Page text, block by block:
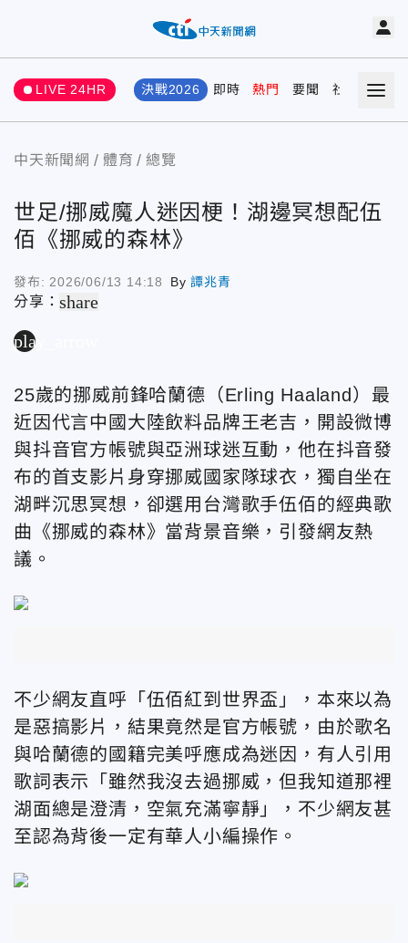
LIVE 24HR 決戰2026 即時 熱門 要聞 社會 娛樂
中天新聞網 體育 總覽
世足/挪威魔人迷因梗！湖邊冥想配伍
佰《挪威的森林》
發布: 2026/06/13 14:18 By譚兆青
分享：share
play_arrow
25歲的挪威前鋒哈蘭德（Erling Haaland）最
近因代言中國大陸飲料品牌王老吉，開設微博
與抖音官方帳號與亞洲球迷互動，他在抖音發
布的首支影片身穿挪威國家隊球衣，獨自坐在
湖畔沉思冥想，卻選用台灣歌手伍佰的經典歌
曲《挪威的森林》當背景音樂，引發網友熱
議。
不少網友直呼「伍佰紅到世界盃」，本來以為
是惡搞影片，結果竟然是官方帳號，由於歌名
與哈蘭德的國籍完美呼應成為迷因，有人引用
歌詞表示「雖然我沒去過挪威，但我知道那裡
湖面總是澄清，空氣充滿寧靜」，不少網友甚
至認為背後一定有華人小編操作。